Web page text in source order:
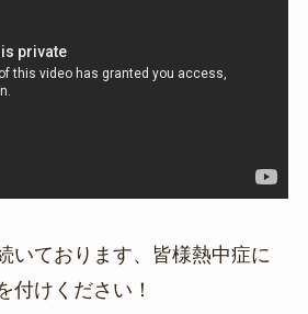
いております、皆様熱中症に
付けください！